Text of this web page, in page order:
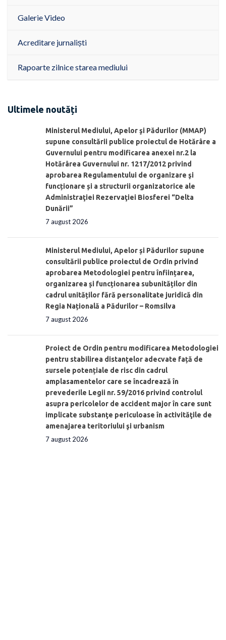
Galerie Video
Acreditare jurnaliști
Rapoarte zilnice starea mediului
Ultimele noutăți
Ministerul Mediului, Apelor şi Pădurilor (MMAP)
supune consultării publice proiectul de Hotărâre a
Guvernului pentru modificarea anexei nr.2 la
Hotărârea Guvernului nr. 1217/2012 privind
aprobarea Regulamentului de organizare şi
funcționare și a structurii organizatorice ale
Administraţiei Rezervaţiei Biosferei “Delta
Dunării”
7 august 2026
Ministerul Mediului, Apelor și Pădurilor supune
consultării publice proiectul de Ordin privind
aprobarea Metodologiei pentru înființarea,
organizarea și funcționarea subunităților din
cadrul unităților fără personalitate juridică din
Regia Națională a Pădurilor – Romsilva
7 august 2026
Proiect de Ordin pentru modificarea Metodologiei
pentru stabilirea distanţelor adecvate față de
sursele potențiale de risc din cadrul
amplasamentelor care se încadrează în
prevederile Legii nr. 59/2016 privind controlul
asupra pericolelor de accident major în care sunt
implicate substanţe periculoase în activităţile de
amenajarea teritoriului şi urbanism
7 august 2026